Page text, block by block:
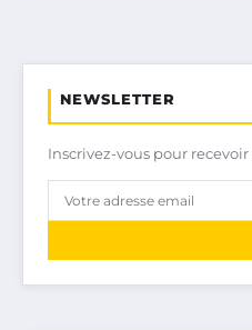
NEWSLETTER
Inscrivez-vous pour